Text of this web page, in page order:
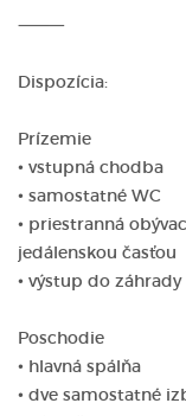
⸻
Dispozícia:
Prízemie
• vstupná chodba
• samostatné WC
• priestranná
jedálenskou časťou
• výstup do záhrady
Poschodie
• hlavná spálňa
• dve samostatné